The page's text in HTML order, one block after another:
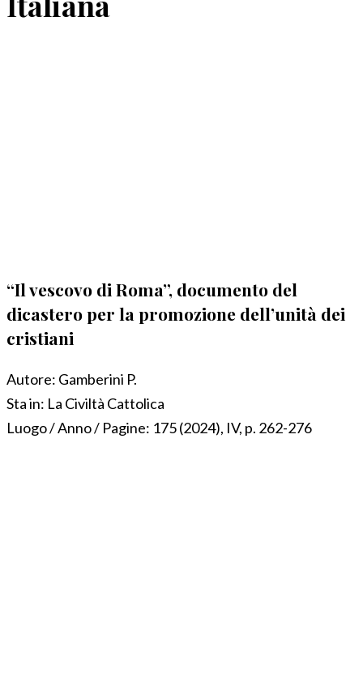
“Il vescovo di Roma”, documento del
dicastero per la promozione dell’unità dei
cristiani
Autore: Gamberini P.
Sta in: La Civiltà Cattolica
Luogo / Anno / Pagine: 175 (2024), IV, p. 262-276